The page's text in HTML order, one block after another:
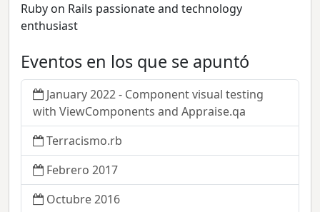
Ruby on Rails passionate and technology
enthusiast
Eventos en los que se apuntó
January 2022 - Component visual testing
with ViewComponents and Appraise.qa
Terracismo.rb
Febrero 2017
Octubre 2016